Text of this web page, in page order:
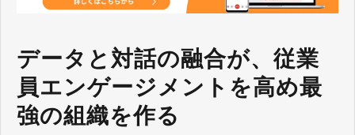
データと対話の融合が、従業
員エンゲージメントを高め最
強の組織を作る